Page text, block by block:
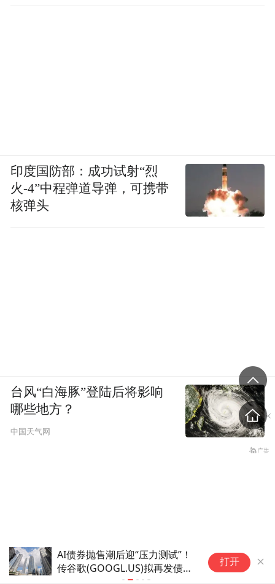
美国非农报告今晚登场！疲弱数
据助推下 美联储降息预期恐升
打开
印度国防部：成功试射“烈
火-4”中程弹道导弹，可携带
核弹头
台风“白海豚”登陆后将影响
哪些地方？
中国天气网